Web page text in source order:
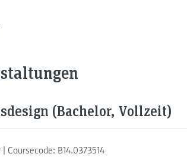
(Bachelor, Vollzeit)
Coursecode: B14.0373514